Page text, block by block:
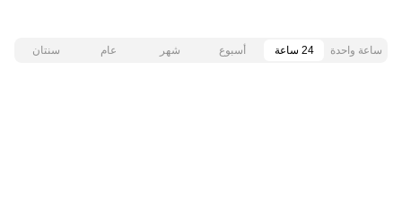
ساعة واحدة 24 ساعة أسبوع شهر عام سنتان